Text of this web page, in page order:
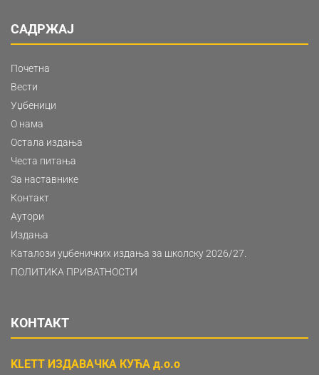
САДРЖАЈ
Почетна
Вести
Уџбеници
О нама
Остала издања
Честа питања
За наставнике
Контакт
Аутори
Издања
Каталози уџбеничких издања за школску 2026/27.
ПОЛИТИКА ПРИВАТНОСТИ
КОНТАКТ
KLETT ИЗДАВАЧКА КУЋА д.о.о